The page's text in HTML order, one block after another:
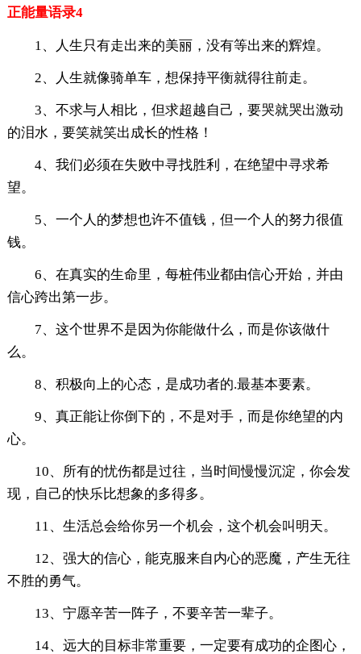
正能量语录4
1、人生只有走出来的美丽，没有等出来的辉煌。
2、人生就像骑单车，想保持平衡就得往前走。
3、不求与人相比，但求超越自己，要哭就哭出激动
的泪水，要笑就笑出成长的性格！
4、我们必须在失败中寻找胜利，在绝望中寻求希
望。
5、一个人的梦想也许不值钱，但一个人的努力很值
钱。
6、在真实的生命里，每桩伟业都由信心开始，并由
信心跨出第一步。
7、这个世界不是因为你能做什么，而是你该做什
么。
8、积极向上的心态，是成功者的.最基本要素。
9、真正能让你倒下的，不是对手，而是你绝望的内
心。
10、所有的忧伤都是过往，当时间慢慢沉淀，你会发
现，自己的快乐比想象的多得多。
11、生活总会给你另一个机会，这个机会叫明天。
12、强大的信心，能克服来自内心的恶魔，产生无往
不胜的勇气。
13、宁愿辛苦一阵子，不要辛苦一辈子。
14、远大的目标非常重要，一定要有成功的企图心，